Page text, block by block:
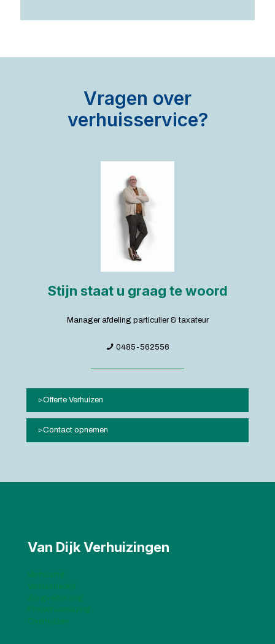
Vragen over
verhuisservice?
Stijn staat u graag te woord
Manager afdeling particulier & taxateur
0485-562556
Offerte Verhuizen
Contact opnemen
Van Dijk Verhuizingen
Verhuizing
Verhuisbedrijf
Zorgverhuizing
Projectverhuizing
Overhuizen